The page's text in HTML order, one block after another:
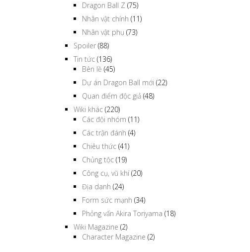
Dragon Ball Z (75)
Nhân vật chính (11)
Nhân vật phụ (73)
Spoiler (88)
Tin tức (136)
Bên lề (45)
Dự án Dragon Ball mới (22)
Quan điểm độc giả (48)
Wiki khác (220)
Các đội nhóm (11)
Các trận đánh (4)
Chiêu thức (41)
Chủng tộc (19)
Công cụ, vũ khí(20)
Địa danh (24)
Form sức mạnh (34)
Phỏng vấn Akira Toriyama (18)
Wiki Magazine (2)
Character Magazine (2)